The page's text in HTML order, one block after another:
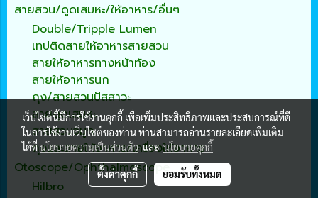
สายสวน/ดูดเสมหะ/ให้อาหาร/อื่นๆ
Double/Tripple Lumen
เทปติดสายให้อาหารสายสวน
สายให้อาหารทางหน้าท้อง
สายให้อาหารนก
ถุง/สายสวนปัสสาวะ
สายดูดเสมหะ
สายสวนจมูก
ถุงและสายให้อาหาร/เครื่องให้อาหาร
Otoscope/Ophthalmoscope
Hilbro
เว็บไซต์นี้มีการใช้งานคุกกี้ เพื่อเพิ่มประสิทธิภาพและประสบการณ์ที่ดี
ในการใช้งานเว็บไซต์ของท่าน ท่านสามารถอ่านรายละเอียดเพิ่มเติม
ได้ที่นโยบายความเป็นส่วนตัวและนโยบายคุกกี้
ตั้งค่าคุกกี้ ยอมรับทั้งหมด